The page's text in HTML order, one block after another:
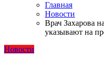
Главная
Новости
Врач Захарова
указывают на
Новости